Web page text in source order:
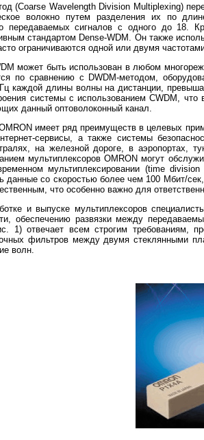
(Coarse Wavelength Division Multiplexing)
волокно путем разделения их по
передаваемых сигналов с одного до 18.
стандартом Dense-WDM. Он также
ограничиваются одной или двумя
может быть использован в любом
по сравнению с DWDM-методом,
каждой длины волны на дистанции,
системы с использованием CWDM,
данный оптоволоконный канал.
имеет ряд преимуществ в целевых
сервисы, а также системы
на железной дороге, в аэропортах,
мультиплексоров OMRON могут
мультиплексировании (time
данные со скоростью более чем 100 Мбит/
что особенно важно для
и выпуске мультиплексоров
обеспечению развязки между
1) отвечает всем строгим требованиям,
фильтров между двумя стеклянными
волн.